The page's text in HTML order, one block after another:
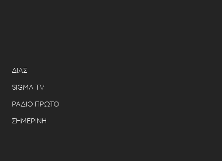
ΔΙΑΣ
SIGMA TV
ΡΑΔΙΟ ΠΡΩΤΟ
ΣΗΜΕΡΙΝΗ